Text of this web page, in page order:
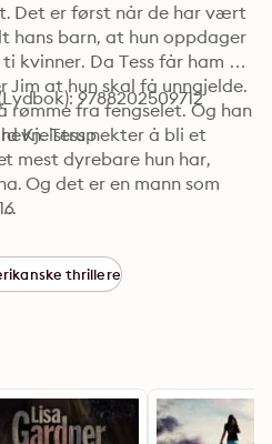
Det er først når de har vært
hans barn, at hun oppdager
kvinner. Da Tess får ham
Jim at hun skal få unngjelde.
rømme fra fengselet. Og han
Tess nekter å bli et
mest dyrebare hun har,
Og det er en mann som
9788202509712
Kjelstrup
thrillere